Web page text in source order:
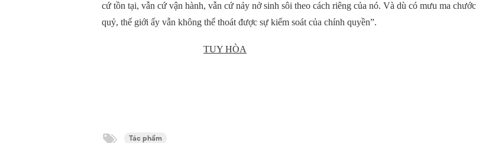
cứ tồn tại, vẫn cứ vận hành, vẫn cứ nảy nở sinh sôi theo cách riêng của nó. Và dù có mưu ma chước
quỷ, thế giới ấy vẫn không thể thoát được sự kiểm soát của chính quyền”.
TUY HÒA
Tác phẩm